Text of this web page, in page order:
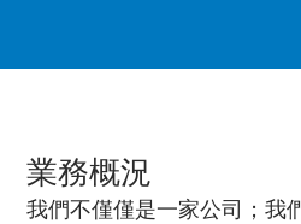
業務概況
我們不僅僅是一家公司；我